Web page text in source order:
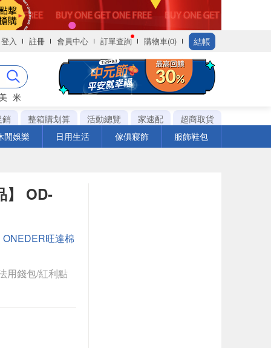
登入 註冊 會員中心 訂單查詢 購物車(0) 結帳
米
銷
整箱購划算 活動總覽 家速配
超商取貨
閒娛樂
日用生活 傢俱寢飾 服飾鞋包
】 OD-
ONEDER旺達棉
用錢包/紅利點